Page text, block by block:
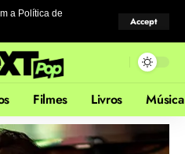
a Política de
Accept
Filmes Livros Música